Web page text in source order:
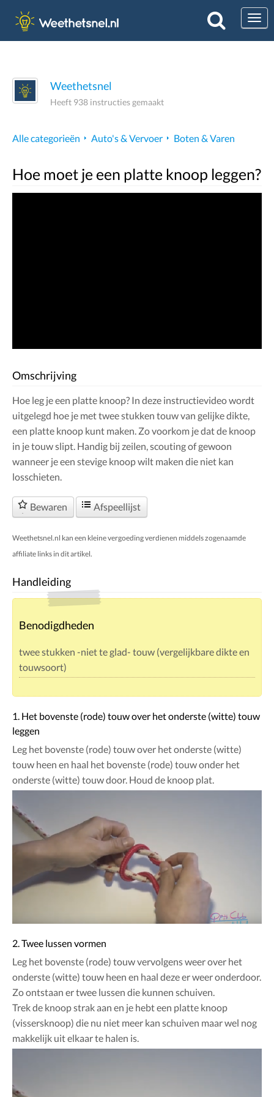
Weethetsnel
Heeft 938 instructies gemaakt
Alle categorieën Auto's & Vervoer Boten & Varen
Hoe moet je een platte knoop leggen?
Omschrijving
Hoe leg je een platte knoop? In deze instructievideo wordt
uitgelegd hoe je met twee stukken touw van gelijke dikte,
een platte knoop kunt maken. Zo voorkom je dat de knoop
in je touw slipt. Handig bij zeilen, scouting of gewoon
wanneer je een stevige knoop wilt maken die niet kan
losschieten.
Bewaren Afspeellijst
Weethetsnel.nl kan een kleine vergoeding verdienen middels zogenaamde
affiliate links in dit artikel.
Handleiding
Benodigdheden
twee stukken -niet te glad- touw (vergelijkbare dikte en
touwsoort)
1. Het bovenste (rode) touw over het onderste (witte) touw
leggen
Leg het bovenste (rode) touw over het onderste (witte)
touw heen en haal het bovenste (rode) touw onder het
onderste (witte) touw door. Houd de knoop plat.
2. Twee lussen vormen
Leg het bovenste (rode) touw vervolgens weer over het
onderste (witte) touw heen en haal deze er weer onderdoor.
Zo ontstaan er twee lussen die kunnen schuiven.
Trek de knoop strak aan en je hebt een platte knoop
(vissersknoop) die nu niet meer kan schuiven maar wel nog
makkelijk uit elkaar te halen is.